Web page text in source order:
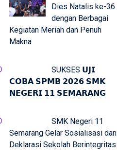
Dies Natalis ke-36
dengan Berbagai
Kegiatan Meriah dan Penuh
Makna
SUKSES 𝗨𝗝𝗜
𝗖𝗢𝗕𝗔 𝗦𝗣𝗠𝗕 𝟮𝟬𝟮𝟲 𝗦𝗠𝗞
𝗡𝗘𝗚𝗘𝗥𝗜 𝟭𝟭 𝗦𝗘𝗠𝗔𝗥𝗔𝗡𝗚
SMK Negeri 11
Semarang Gelar Sosialisasi dan
Deklarasi Sekolah Berintegritas